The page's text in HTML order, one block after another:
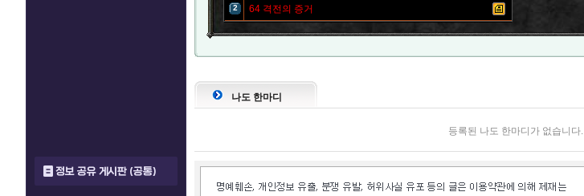
정보 공유 게시판 (공통)
2 64 격전의 증거
나도 한마디
등록된 나도 한마디가 없습니다.